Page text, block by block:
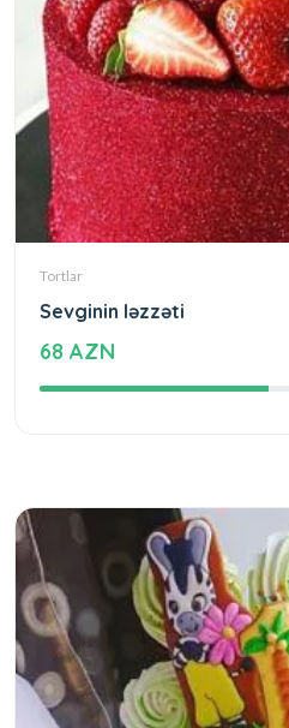
Tortlar
Sevginin ləzzəti
68 AZN